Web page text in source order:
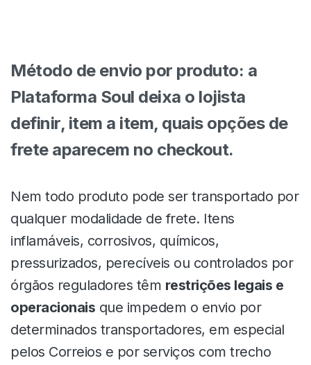
Método de envio por produto: a
Plataforma Soul deixa o lojista
definir, item a item, quais opções de
frete aparecem no checkout.
Nem todo produto pode ser transportado por
qualquer modalidade de frete. Itens
inflamáveis, corrosivos, químicos,
pressurizados, perecíveis ou controlados por
órgãos reguladores têm restrições legais e
operacionais que impedem o envio por
determinados transportadores, em especial
pelos Correios e por serviços com trecho